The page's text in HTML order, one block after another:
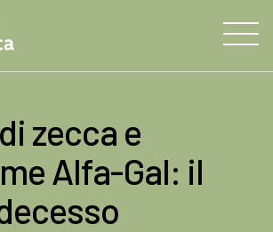
zecca e
Alfa-Gal: il